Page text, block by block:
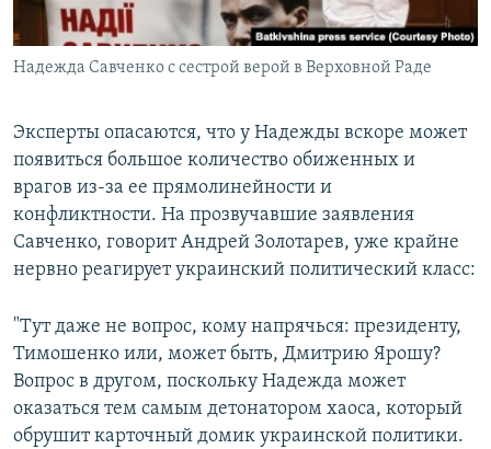
Надежда Савченко с сестрой верой в Верховной Раде
Эксперты опасаются, что у Надежды вскоре может
появиться большое количество обиженных и
врагов из-за ее прямолинейности и
конфликтности. На прозвучавшие заявления
Савченко, говорит Андрей Золотарев, уже крайне
нервно реагирует украинский политический класс:
"Тут даже не вопрос, кому напрячься: президенту,
Тимошенко или, может быть, Дмитрию Ярошу?
Вопрос в другом, поскольку Надежда может
оказаться тем самым детонатором хаоса, который
обрушит карточный домик украинской политики.